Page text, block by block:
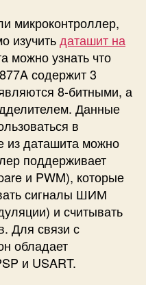
микроконтроллер,
изучитьдаташит на
можно узнать что
содержит 3
8-битными, а
Данные
в
из даташита можно
поддерживает
и PWM), которые
сигналы ШИМ
и считывать
Для связи с
обладает
и USART.